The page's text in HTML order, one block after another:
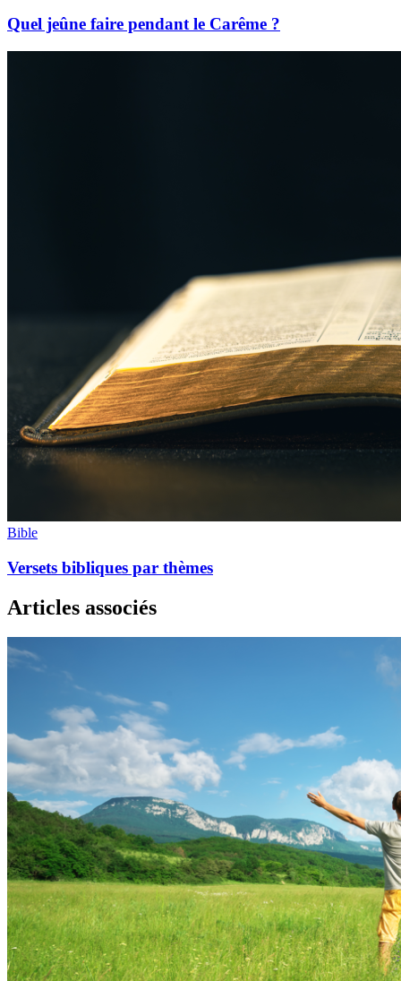
Quel jeûne faire pendant le Carême ?
Bible
Versets bibliques par thèmes
Articles associés